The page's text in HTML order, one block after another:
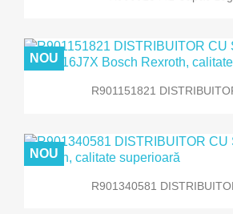
R901151821
NOU
R901340581
NOU